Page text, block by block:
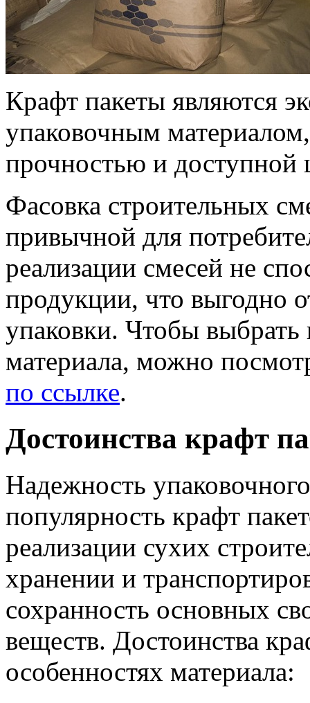
Крафт пакеты являются
упаковочным
прочностью и доступной
Фасовка строительных
привычной для
реализации смесей не
продукции, что выгодно
упаковки. Чтобы выбрать
материала, можно
по ссылке.
Достоинства крафт
Надежность
популярность крафт
реализации сухих
хранении и
сохранность основных
веществ. Достоинства
особенностях материала: